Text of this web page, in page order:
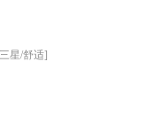
星/舒适]